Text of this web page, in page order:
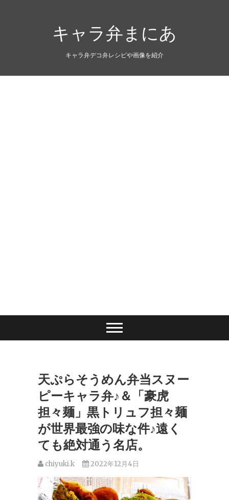
キャラ弁まにあ
キャラ弁デコ弁レシピや画像を紹介
天ぷらそうめん弁当スヌー
ピーキャラ弁♪＆「豪虎
担々麺」黒トリュフ担々麺
が世界最強の味な件♪遠く
ても絶対通う名店。
chiyuki.k 2022年12月4日